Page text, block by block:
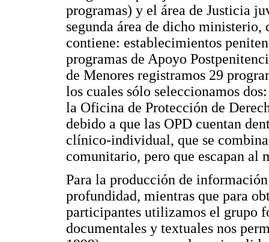
programas) y el área de Justicia
segunda área de dicho ministerio,
contiene: establecimientos
programas de Apoyo
de Menores registramos 29
los cuales sólo seleccionamos
la Oficina de Protección de
debido a que las OPD cuentan
clínico-individual, que se
comunitario, pero que escapan al
Para la producción de
profundidad, mientras que para
participantes utilizamos el grupo
documentales y textuales nos